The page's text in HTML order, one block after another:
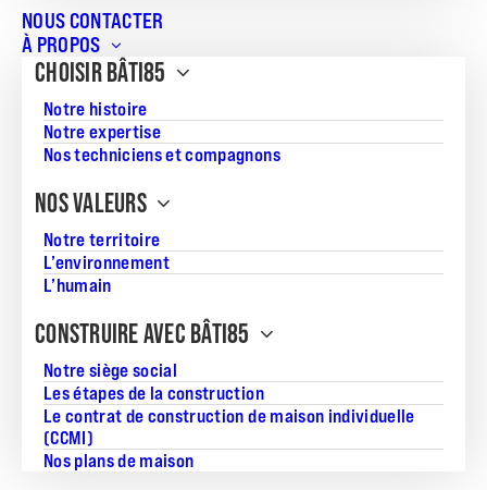
NOUS CONTACTER
À PROPOS
CHOISIR BÂTI85
Notre histoire
Notre expertise
Nos techniciens et compagnons
NOS VALEURS
Notre territoire
L’environnement
L’humain
CONSTRUIRE AVEC BÂTI85
Notre siège social
Les étapes de la construction
Le contrat de construction de maison individuelle
(CCMI)
Nos plans de maison
400
Superficie de la maison:
63
Maison neuve 2 chambres,
Venez découvrir cette charmante maison neuve de 2
chambres, idéalement pensée pour offrir confort et
fonctionnalité. Située sur un terrain de 400 m², elle allie
modernité, praticité et qualité de vie.
Descriptif du bien :
• 2 belles chambres avec rangements
• Salle de bain moderne (douche au choix)
• WC indépendant
• Garage intégré
• Jardin privatif